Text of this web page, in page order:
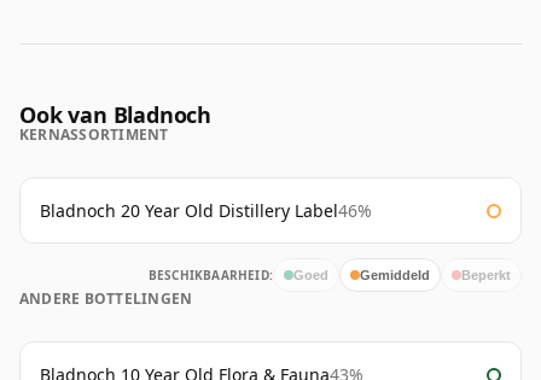
Ook van Bladnoch
KERNASSORTIMENT
Bladnoch 20 Year Old Distillery Label46%
BESCHIKBAARHEID: Goed Gemiddeld Beperkt
ANDERE BOTTELINGEN
Bladnoch 10 Year Old Flora & Fauna43%